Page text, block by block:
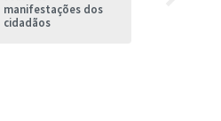
manifestações dos
cidadãos